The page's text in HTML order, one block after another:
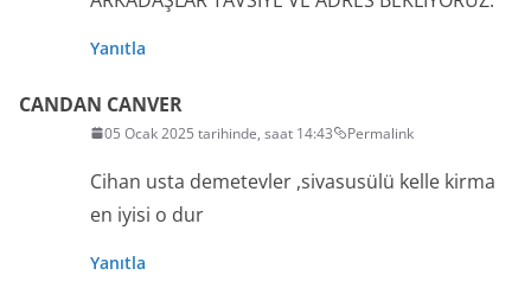
Yanıtla
CANDAN CANVER
05 Ocak 2025 tarihinde, saat 14:43 Permalink
Cihan usta demetevler ,sivasusülü kelle kirma
en iyisi o dur
Yanıtla